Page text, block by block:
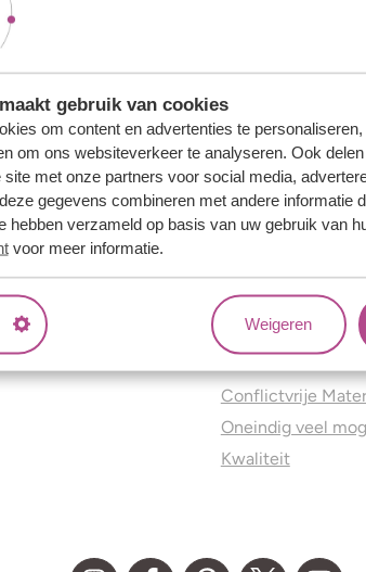
gebruik van cookies
om content en advertenties te
om ons websiteverkeer te analyseren. Ook
met onze partners voor social media,
gegevens combineren met andere informatie
hebben verzameld op basis van uw gebruik van
voor meer informatie.
Weigeren
Jouw
Conflictvrije
Oneindig veel
Kwaliteit